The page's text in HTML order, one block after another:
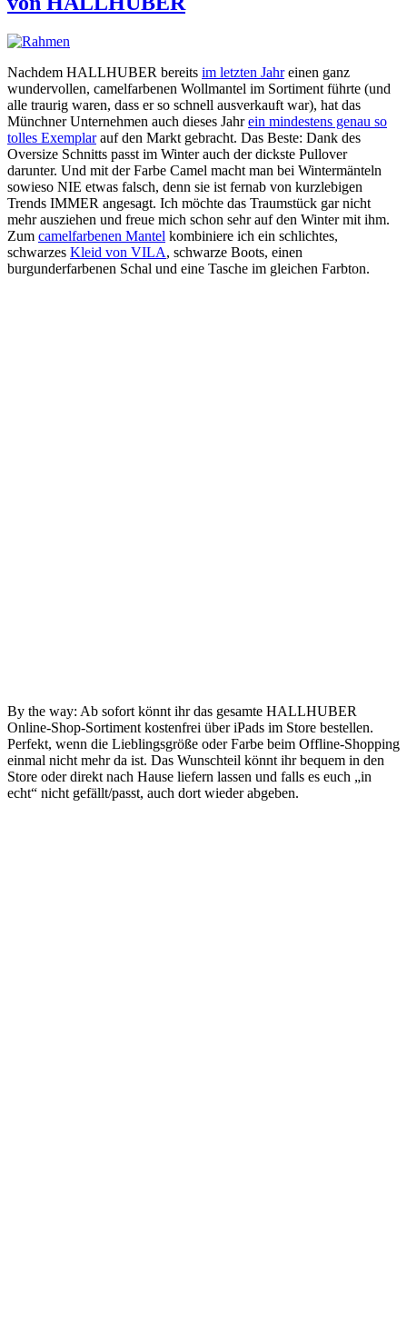
Nachdem HALLHUBER bereits im letzten Jahreinen ganz
wundervollen, camelfarbenen Wollmantel im Sortiment führte (und
alle traurig waren, dass er so schnell ausverkauft war), hat das
Münchner Unternehmen auch dieses Jahrein mindestens genau so
tolles Exemplarauf den Markt gebracht. Das Beste: Dank des
Oversize Schnitts passt im Winter auch der dickste Pullover
darunter. Und mit der Farbe Camel macht man bei Wintermänteln
sowieso NIE etwas falsch, denn sie ist fernab von kurzlebigen
Trends IMMER angesagt. Ich möchte das Traumstück gar nicht
mehr ausziehen und freue mich schon sehr auf den Winter mit ihm.
Zum camelfarbenen Mantel kombiniere ich ein schlichtes,
schwarzes Kleid von VILA, schwarze Boots, einen
burgunderfarbenen Schal und eine Tasche im gleichen Farbton.
By the way: Ab sofort könnt ihr das gesamte HALLHUBER
Online-Shop-Sortiment kostenfrei über iPads im Store bestellen.
Perfekt, wenn die Lieblingsgröße oder Farbe beim Offline-Shopping
einmal nicht mehr da ist. Das Wunschteil könnt ihr bequem in den
Store oder direkt nach Hause liefern lassen und falls es euch „in
echt“ nicht gefällt/passt, auch dort wieder abgeben.